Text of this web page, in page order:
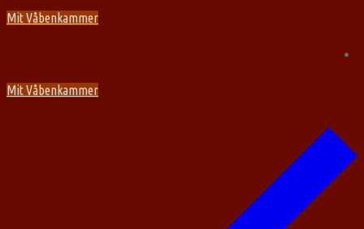
Spring
Menu
Luk
Mit Våbenkammer
Mit Våbenkammer